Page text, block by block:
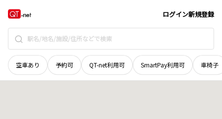
ログイン新規登録
空車あり 予約可 QT-net利用可 SmartPay利用可 車椅子
長野県